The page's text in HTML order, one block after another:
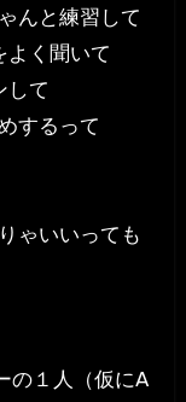
んと練習して
よく聞いて
して
するって
ゃいいっても
の１人（仮にA